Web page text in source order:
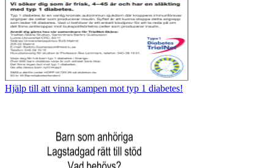
Hjälp till att vinna kampen mot typ 1 diabetes!